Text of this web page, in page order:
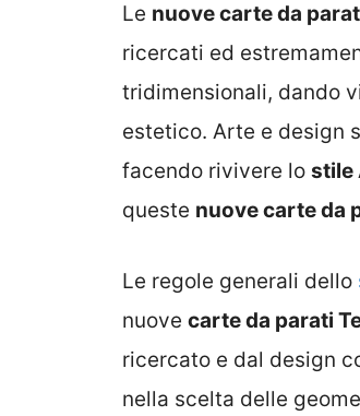
Le nuove carte da
ricercati ed
tridimensionali, dando
estetico. Arte e design
facendo rivivere lo stile
queste nuove carte da
Le regole generali dello
nuove carte da parati
ricercato e dal design
nella scelta delle